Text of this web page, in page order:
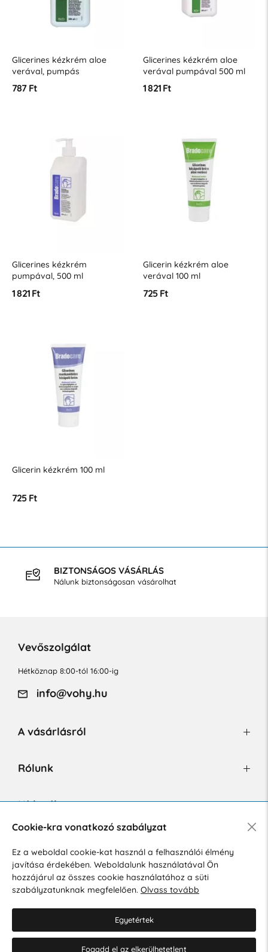
Glicerines kézkrém aloe
verával, pumpás
kiszerelésben 300 ml
787 Ft
Glicerines kézkrém aloe
verával pumpával 500 ml
1 821 Ft
Glicerines kézkrém
pumpával, 500 ml
1 821 Ft
Glicerin kézkrém aloe
verával 100 ml
725 Ft
Glicerin kézkrém 100 ml
725 Ft
BIZTONSÁGOS VÁSÁRLÁS
Nálunk biztonságosan vásárolhat
Vevőszolgálat
Hétköznap 8:00-tól 16:00-ig
info@vohy.hu
A vásárlásról
Rólunk
Hírlevél
Hozzájárulok a személyes adatok marketing célú kezeléséhez.
Személyes adatok védelmére vonatkozó szabályzat.
Cookie-kra vonatkozó szabályzat
Ez a weboldal cookie-kat használ a felhasználói élmény
javítása érdekében. Weboldalunk használatával Ön
hozzájárul az összes cookie használatához a süti
szabályzatunknak megfelelően. Olvass tovább
Egyetértek
Fogadd el az elkerülhetetlent